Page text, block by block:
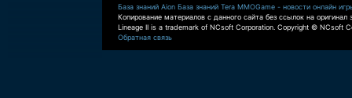
База знаний Aion База знаний Tera MMOGame - новости онлайн
Копирование материалов с данного сайта без ссылок на оригинал
Lineage II is a trademark of NCsoft Corporation. Copyright © NCsoft
Обратная связь